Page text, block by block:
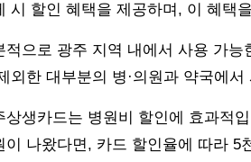
시 할인 혜택을 제공하며, 이 혜택
적으로 광주 지역 내에서 사용 가
외한 대부분의 병·의원과 약국에
상생카드는 병원비 할인에 효과적
이 나왔다면, 카드 할인율에 따라 5